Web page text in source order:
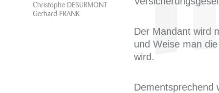
Christophe DESURMONT
Gerhard FRANK
Der Mandant wird
und Weise man
wird.
Dementsprechend